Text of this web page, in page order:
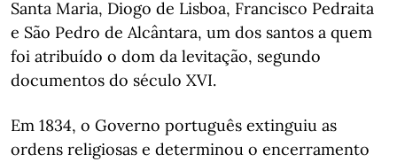
Santa Maria, Diogo de Lisboa, Francisco Pedraita
e São Pedro de Alcântara, um dos santos a quem
foi atribuído o dom da levitação, segundo
documentos do século XVI.
Em 1834, o Governo português extinguiu as
ordens religiosas e determinou o encerramento